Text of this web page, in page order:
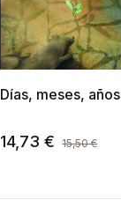
Días, meses, años
14,73€ 15,50€